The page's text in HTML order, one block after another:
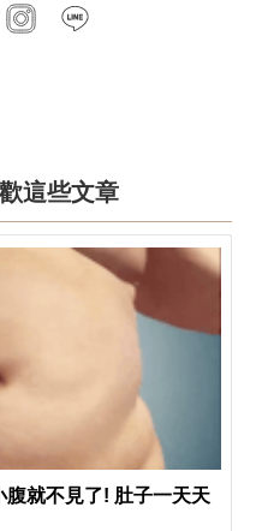
instagram
這些文章
就不見了! 肚子一天天